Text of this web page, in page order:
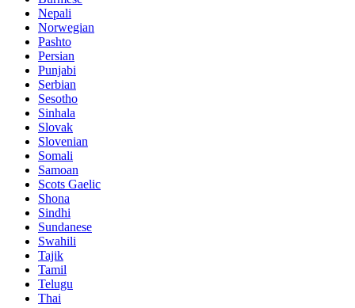
Nepali
Norwegian
Pashto
Persian
Punjabi
Serbian
Sesotho
Sinhala
Slovak
Slovenian
Somali
Samoan
Scots Gaelic
Shona
Sindhi
Sundanese
Swahili
Tajik
Tamil
Telugu
Thai